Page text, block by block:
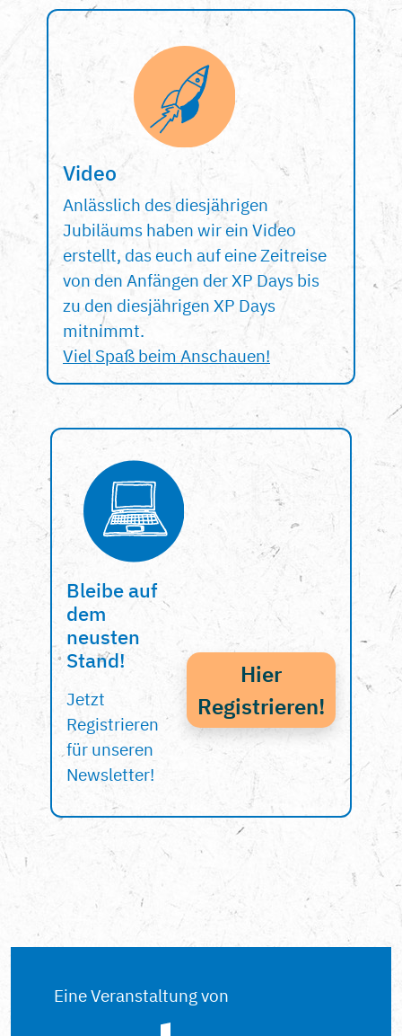
Video
Anlässlich des diesjährigen
Jubiläums haben wir ein Video
erstellt, das euch auf eine Zeitreise
von den Anfängen der XP Days bis
zu den diesjährigen XP Days
mitnimmt.
Viel Spaß beim Anschauen!
Bleibe auf
dem
neusten
Stand!
Jetzt
Registrieren
für unseren
Newsletter!
Hier
Registrieren!
Eine Veranstaltung von